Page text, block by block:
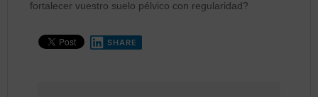
fortalecer vuestro suelo pélvico con regularidad?
SHARE